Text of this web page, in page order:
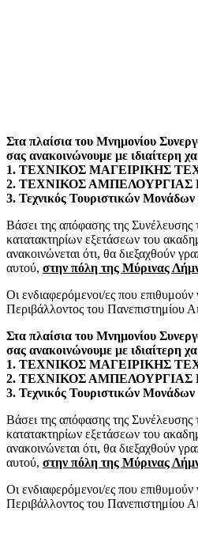
Στα πλαίσια του Μνημονίου
σας ανακοινώνουμε με ιδιαίτερη
1. ΤΕΧΝΙΚΟΣ ΜΑΓΕΙΡΙΚΗΣ
2. ΤΕΧΝΙΚΟΣ ΑΜΠΕΛΟΥΡΓΙΑΣ
3. Τεχνικός Τουριστικών Μονάδων
Βάσει της απόφασης της Συνέλευσης
κατατακτηρίων εξετάσεων του
ανακοινώνεται ότι, θα διεξαχθούν
αυτού, στην πόλη της Μύρινας
Οι ενδιαφερόμενοι/ες που
Περιβάλλοντος του Πανεπιστημίου
Στα πλαίσια του Μνημονίου
σας ανακοινώνουμε με ιδιαίτερη
1. ΤΕΧΝΙΚΟΣ ΜΑΓΕΙΡΙΚΗΣ
2. ΤΕΧΝΙΚΟΣ ΑΜΠΕΛΟΥΡΓΙΑΣ
3. Τεχνικός Τουριστικών Μονάδων
Βάσει της απόφασης της Συνέλευσης
κατατακτηρίων εξετάσεων του
ανακοινώνεται ότι, θα διεξαχθούν
αυτού, στην πόλη της Μύρινας
Οι ενδιαφερόμενοι/ες που
Περιβάλλοντος του Πανεπιστημίου